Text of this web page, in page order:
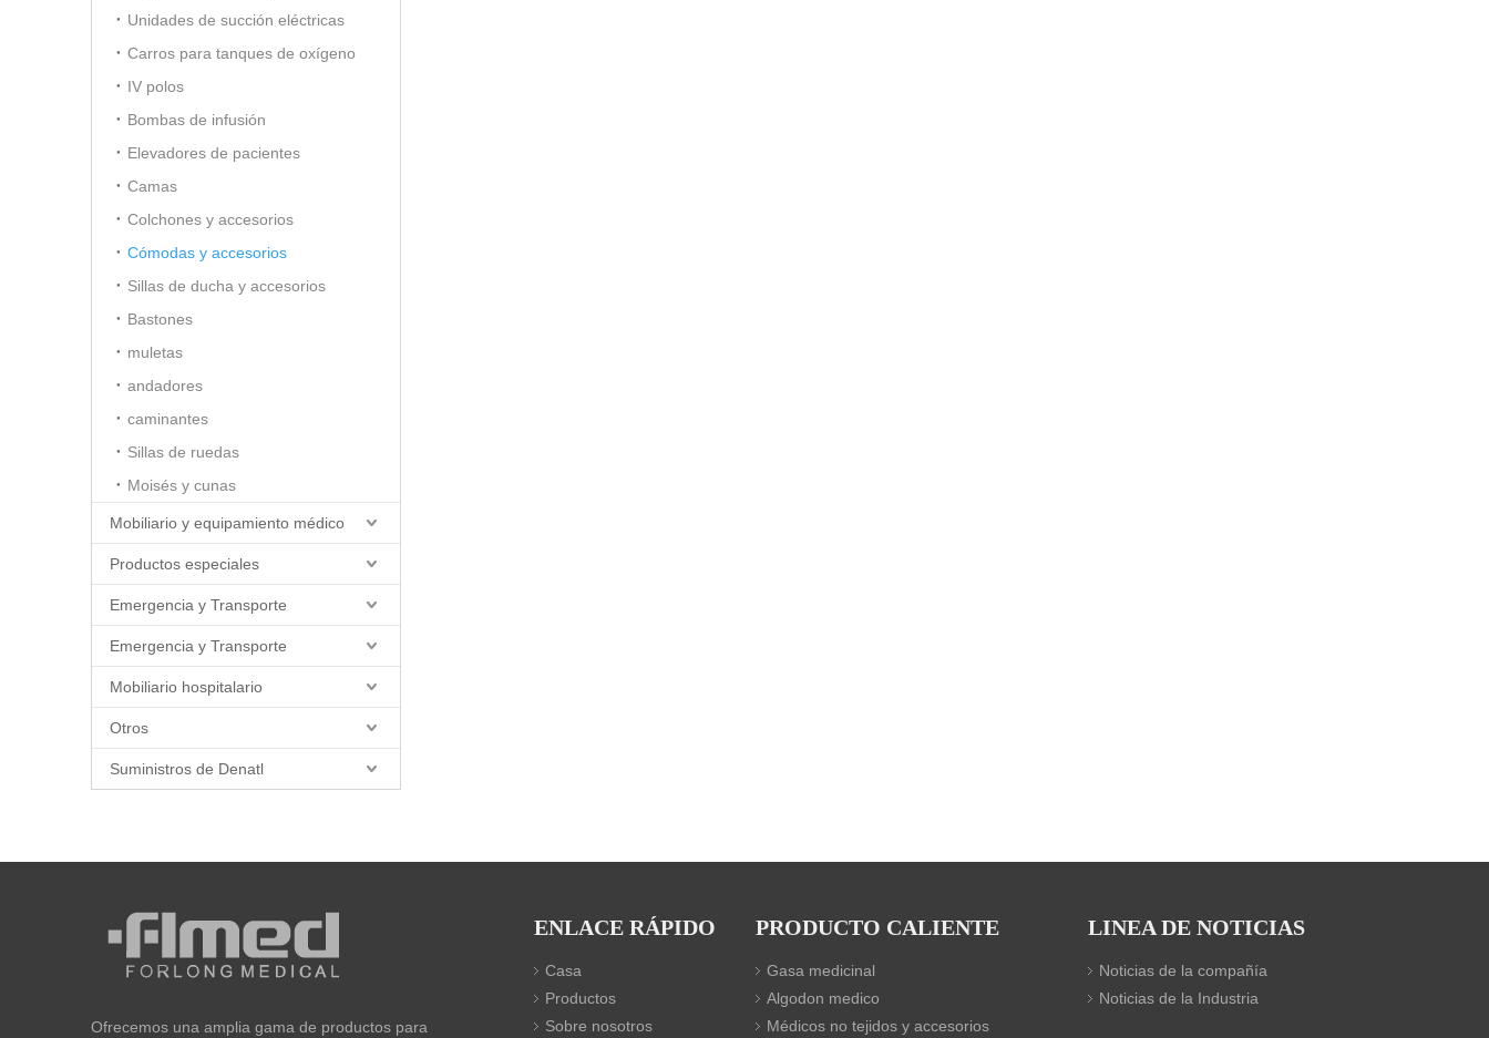
Unidades de succión eléctricas
Carros para tanques de oxígeno
IV polos
Bombas de infusión
Elevadores de pacientes
Camas
Colchones y accesorios
Cómodas y accesorios
Sillas de ducha y accesorios
Bastones
muletas
andadores
caminantes
Sillas de ruedas
Moisés y cunas
Mobiliario y equipamiento médico
Productos especiales
Emergencia y Transporte
Emergencia y Transporte
Mobiliario hospitalario
Otros
Suministros de Denatl
Ofrecemos una amplia gama de productos para
ENLACE RÁPIDO
Casa
Productos
Sobre nosotros
PRODUCTO CALIENTE
Gasa medicinal
Algodon medico
Médicos no tejidos y accesorios
LINEA DE NOTICIAS
Noticias de la compañía
Noticias de la Industria